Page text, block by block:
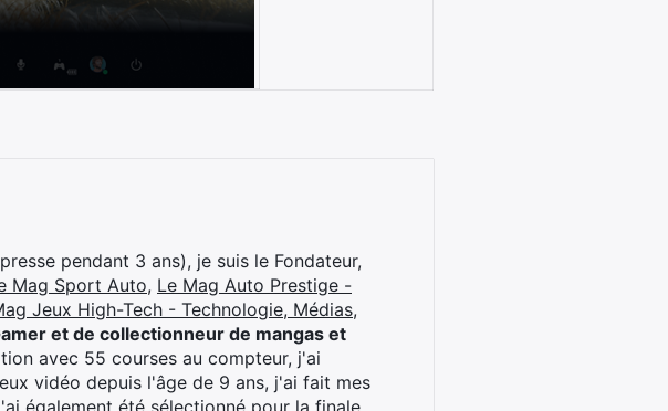
pendant 3 ans), je suis le Fondateur,
Mag Sport Auto, Le Mag Auto Prestige -
Jeux High-Tech - Technologie, Médias,
et de collectionneur de mangas et
avec 55 courses au compteur, j'ai
vidéo depuis l'âge de 9 ans, j'ai fait mes
également été sélectionné pour la finale